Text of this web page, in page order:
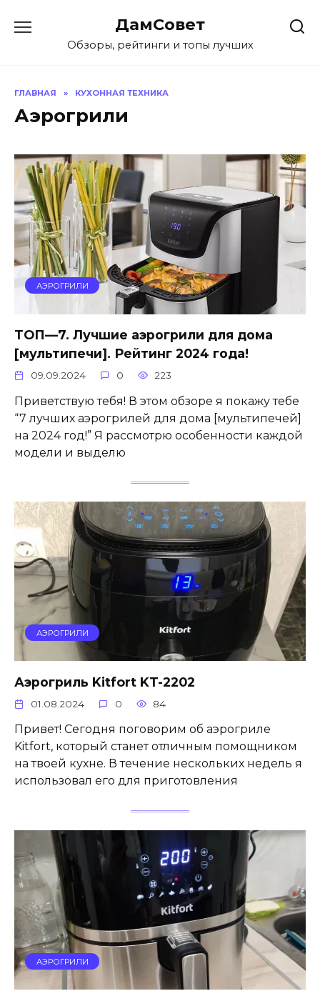
содержанию
ДамСовет
Обзоры, рейтинги и топы лучших
ГЛАВНАЯ » КУХОННАЯ ТЕХНИКА
Аэрогрили
АЭРОГРИЛИ
ТОП—7. Лучшие аэрогрили для дома
[мультипечи]. Рейтинг 2024 года!
09.09.2024 0 223
Приветствую тебя! В этом обзоре я покажу тебе
“7 лучших аэрогрилей для дома [мультипечей]
на 2024 год!” Я рассмотрю особенности каждой
модели и выделю
АЭРОГРИЛИ
Аэрогриль Kitfort KT-2202
01.08.2024 0 84
Привет! Сегодня поговорим об аэрогриле
Kitfort, который станет отличным помощником
на твоей кухне. В течение нескольких недель я
использовал его для приготовления
АЭРОГРИЛИ